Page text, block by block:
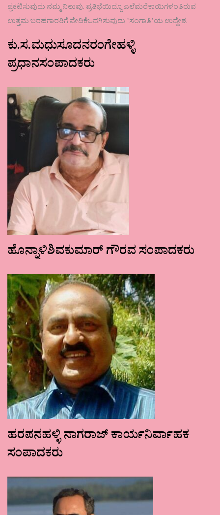
ಪ್ರಕಟಿಸುವುದು ನಮ್ಮ ನಿಲುವು. ಪ್ರತಿಭೆಯಿದ್ದೂ ಎಲೆಮರೆಕಾಯಿಗಳಂತಿರುವ
ಉತ್ತಮ ಬರಹಗಾರರಿಗೆ ವೇದಿಕೆಒದಗಿಸುವುದು ʼಸಂಗಾತಿʼಯ ಉದ್ದೇಶ.
ಕು.ಸ.ಮಧುಸೂದನರಂಗೇಹಳ್ಳಿ
ಪ್ರಧಾನಸಂಪಾದಕರು
ಹೊನ್ನಾಳಿಶಿವಕುಮಾರ್ ಗೌರವ ಸಂಪಾದಕರು
ಹರಪನಹಳ್ಳಿ ನಾಗರಾಜ್ ಕಾರ್ಯನಿರ್ವಾಹಕ
ಸಂಪಾದಕರು